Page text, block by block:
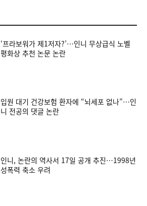
‘프라보워가 제1저자?’…인니 무상급식 노벨
평화상 추천 논문 논란
입원 대기 건강보험 환자에 “뇌세포 없나”…인
니 전공의 댓글 논란
인니, 논란의 역사서 17일 공개 추진…1998년
성폭력 축소 우려